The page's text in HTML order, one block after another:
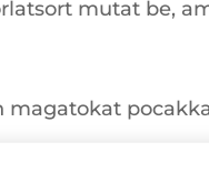
mutat be,
magatokat